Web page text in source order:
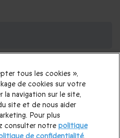
Noël femme|Cadeau Noël
|Idée cadeau Homme
des Mères |Cadeaux Fête
|Cadeaux Saint Valentin
tous les cookies »,
de cookies sur votre
la navigation sur le site,
site et de nous aider
Pour plus
consulter notre politique